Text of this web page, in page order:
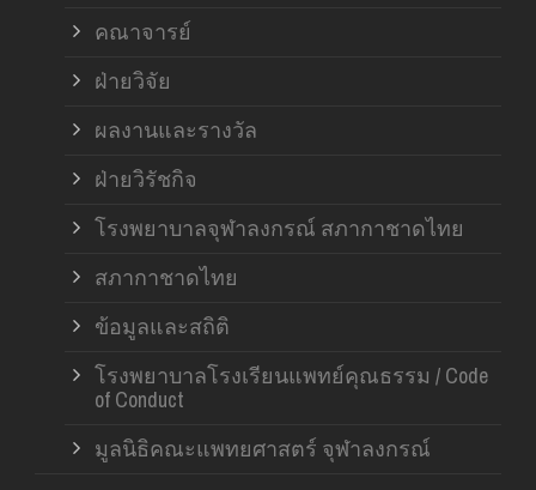
คณาจารย์
ฝ่ายวิจัย
ผลงานและรางวัล
ฝ่ายวิรัชกิจ
โรงพยาบาลจุฬาลงกรณ์ สภากาชาดไทย
สภากาชาดไทย
ข้อมูลและสถิติ
โรงพยาบาลโรงเรียนแพทย์คุณธรรม / Code
of Conduct
มูลนิธิคณะแพทยศาสตร์ จุฬาลงกรณ์